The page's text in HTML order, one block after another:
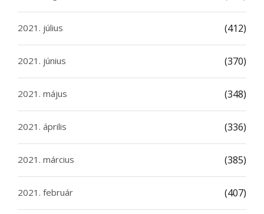
2021. július (412)
2021. június (370)
2021. május (348)
2021. április (336)
2021. március (385)
2021. február (407)